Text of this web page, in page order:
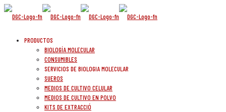
PRODUCTOS
BIOLOGÍA MOLECULAR
CONSUMIBLES
SERVICIOS DE BIOLOGIA MOLECULAR
SUEROS
MEDIOS DE CULTIVO CELULAR
MEDIOS DE CULTIVO EN POLVO
KITS DE EXTRACCIÓ